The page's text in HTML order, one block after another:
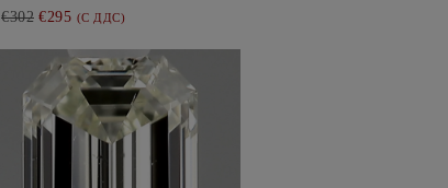
€302 €295 (С ДДС)